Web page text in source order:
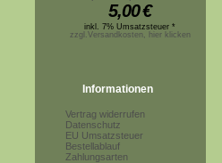
5,00€
inkl. 7% Umsatzsteuer *
zzgl.Versandkosten, hier klicken
Informationen
Vertrag widerrufen
Datenschutz
EU Umsatzsteuer
Bestellablauf
Zahlungsarten